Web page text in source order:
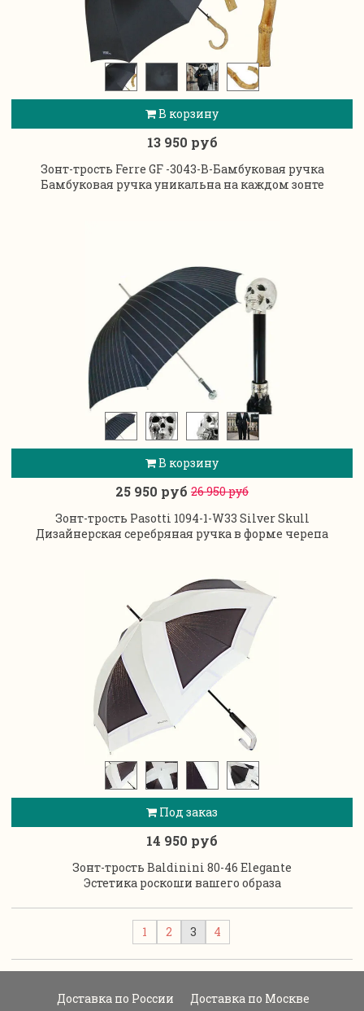
В корзину
13 950 руб
Зонт-трость Ferre GF -3043-B-Бамбуковая ручка
Бамбуковая ручка уникальна на каждом зонте
В корзину
25 950 руб 26 950 руб
Зонт-трость Pasotti 1094-1-W33 Silver Skull
Дизайнерская серебряная ручка в форме черепа
Под заказ
14 950 руб
Зонт-трость Baldinini 80-46 Elegante
Эстетика роскоши вашего образа
1 2 3 4
Доставка по России Доставка по Москве